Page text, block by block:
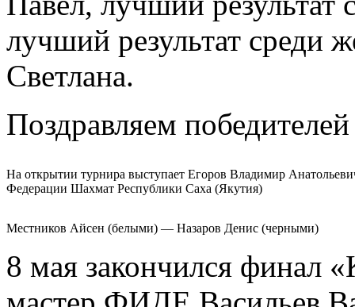
лучший результат среди
Светлана.
Поздравляем
На открытии турнира выступает Егоров Владимир
Федерации Шахмат Республики Саха (Якутия)
Местников Айсен (белыми) — Назаров Денис (черными)
8 мая закончился финал